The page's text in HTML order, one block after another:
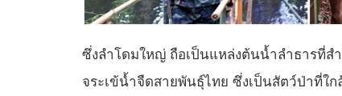
ซึ่งลำโดมใหญ่ ถือเป็นแหล่งต้นน้ำลำธารที่
จระเข้น้ำจืดสายพันธุ์ไทย ซึ่งเป็นสัตว์ป่าที่ใ